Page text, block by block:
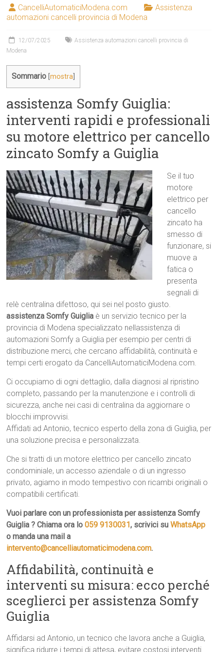
CancelliAutomaticiModena.com
Assistenza
automazioni cancelli provincia di Modena
12/07/2025
Assistenza automazioni cancelli provincia di
Modena
Sommario [mostra
assistenza Somfy Guiglia:
interventi rapidi e professionali
su motore elettrico per cancello
zincato Somfy a Guiglia
Se il tuo
motore
elettrico per
cancello
zincato ha
smesso di
funzionare, si
muove a
fatica o
presenta
segnali di
relè centralina difettoso, qui sei nel posto giusto.
assistenza Somfy Guiglia è un servizio tecnico per la
provincia di Modena specializzato nellassistenza di
automazioni Somfy a Guiglia per esempio per centri di
distribuzione merci, che cercano affidabilità, continuità e
tempi certi erogato da CancelliAutomaticiModena.com.
Ci occupiamo di ogni dettaglio, dalla diagnosi al ripristino
completo, passando per la manutenzione e i controlli di
sicurezza, anche nei casi di centralina da aggiornare o
blocchi improvvisi.
Affidati ad Antonio, tecnico esperto della zona di Guiglia, per
una soluzione precisa e personalizzata.
Che si tratti di un motore elettrico per cancello zincato
condominiale, un accesso aziendale o di un ingresso
privato, agiamo in modo tempestivo con ricambi originali o
compatibili certificati.
Vuoi parlare con un professionista per assistenza Somfy
Guiglia ? Chiama ora lo059 9130031, scrivici suWhatsApp
o manda una mail a
intervento@cancelliautomaticimodena.com.
Affidabilità, continuità e
interventi su misura: ecco perché
sceglierci per assistenza Somfy
Guiglia
Affidarsi ad Antonio, un tecnico che lavora anche a Guiglia,
significa ridurre i tempi di attesa, evitare costosi interventi